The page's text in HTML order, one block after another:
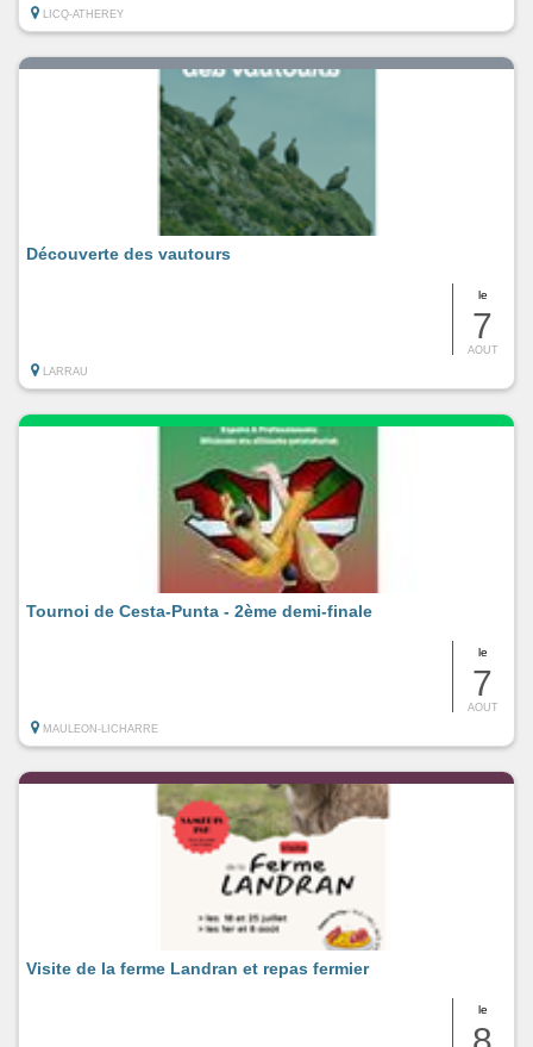
LICQ-ATHEREY
le
7
AOUT
Découverte des vautours
LARRAU
le
7
AOUT
Tournoi de Cesta-Punta - 2ème demi-finale
MAULEON-LICHARRE
le
Visite de la ferme Landran et repas fermier